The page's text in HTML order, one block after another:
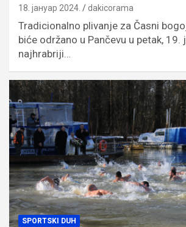
18. јануар 2024. dakicorama
Tradicionalno plivanje za Časni
biće održano u Pančevu u petak, 19.
najhrabriji…
SPORTSKI DUH